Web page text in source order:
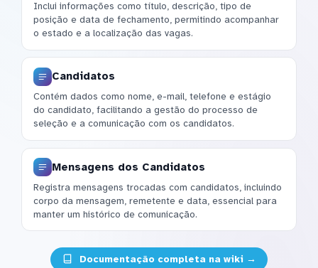
Inclui informações como título, descrição, tipo de
posição e data de fechamento, permitindo acompanhar
o estado e a localização das vagas.
Candidatos
Contém dados como nome, e-mail, telefone e estágio
do candidato, facilitando a gestão do processo de
seleção e a comunicação com os candidatos.
Mensagens dos Candidatos
Registra mensagens trocadas com candidatos, incluindo
corpo da mensagem, remetente e data, essencial para
manter um histórico de comunicação.
Documentação completa na wiki →